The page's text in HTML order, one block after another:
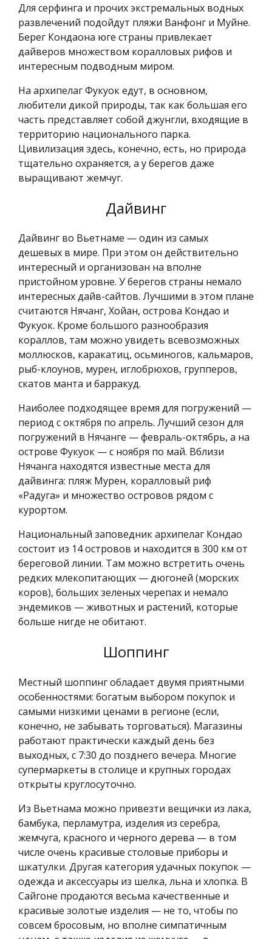
Для серфинга и прочих экстремальных водных
развлечений подойдут пляжи Ванфонг и Муйне.
Берег Кондаона юге страны привлекает
дайверов множеством коралловых рифов и
интересным подводным миром.
На архипелаг Фукуок едут, в основном,
любители дикой природы, так как большая его
часть представляет собой джунгли, входящие в
территорию национального парка.
Цивилизация здесь, конечно, есть, но природа
тщательно охраняется, а у берегов даже
выращивают жемчуг.
Дайвинг
Дайвинг во Вьетнаме — один из самых
дешевых в мире. При этом он действительно
интересный и организован на вполне
пристойном уровне. У берегов страны немало
интересных дайв-сайтов. Лучшими в этом плане
считаются Нячанг, Хойан, острова Кондао и
Фукуок. Кроме большого разнообразия
кораллов, там можно увидеть всевозможных
моллюсков, каракатиц, осьминогов, кальмаров,
рыб-клоунов, мурен, иглобрюхов, групперов,
скатов манта и барракуд.
Наиболее подходящее время для погружений —
период с октября по апрель. Лучший сезон для
погружений в Нячанге — февраль-октябрь, а на
острове Фукуок — с ноября по май. Вблизи
Нячанга находятся известные места для
дайвинга: пляж Мурен, коралловый риф
«Радуга» и множество островов рядом с
курортом.
Национальный заповедник архипелаг Кондао
состоит из 14 островов и находится в 300 км от
береговой линии. Там можно встретить очень
редких млекопитающих — дюгоней (морских
коров), больших зеленых черепах и немало
эндемиков — животных и растений, которые
больше нигде не обитают.
Шоппинг
Местный шоппинг обладает двумя приятными
особенностями: богатым выбором покупок и
самыми низкими ценами в регионе (если,
конечно, не забывать торговаться). Магазины
работают практически каждый день без
выходных, с 7:30 до позднего вечера. Многие
супермаркеты в столице и крупных городах
открыты круглосуточно.
Из Вьетнама можно привезти вещички из лака,
бамбука, перламутра, изделия из серебра,
жемчуга, красного и черного дерева — в том
числе очень красивые столовые приборы и
шкатулки. Другая категория удачных покупок —
одежда и аксессуары из шелка, льна и хлопка. В
Сайгоне продаются весьма качественные и
красивые золотые изделия — не то, чтобы по
совсем бросовым, но вполне симпатичным